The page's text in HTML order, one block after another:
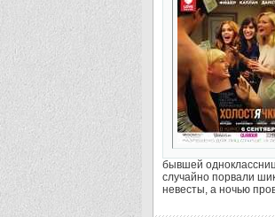
бывшей
случайно порвали
невесты, а ночью